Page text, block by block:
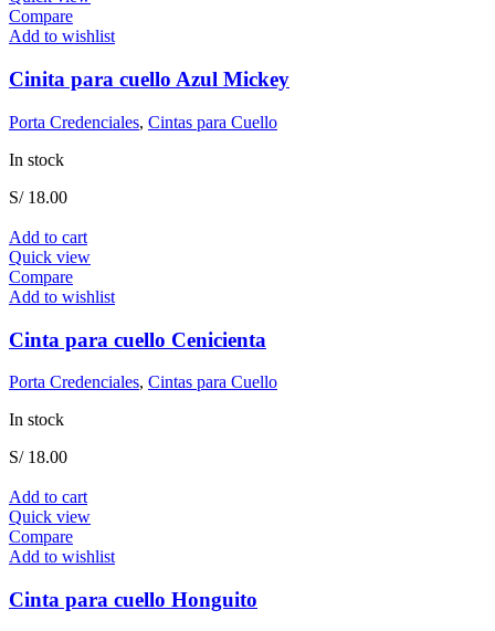
Compare
Add to wishlist
Cinita para cuello Azul Mickey
Porta Credenciales, Cintas para Cuello
In stock
S/18.00
Add to cart
Quick view
Compare
Add to wishlist
Cinta para cuello Cenicienta
Porta Credenciales, Cintas para Cuello
In stock
S/18.00
Add to cart
Quick view
Compare
Add to wishlist
Cinta para cuello Honguito